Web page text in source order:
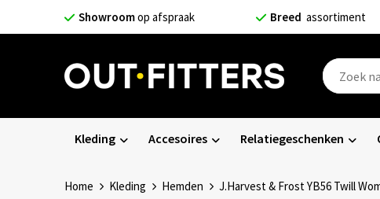
Showroomop afspraak Breed assortiment
Kleding Accesoires Relatiegeschenken
Home Kleding Hemden J.Harvest & Frost YB56 Twill